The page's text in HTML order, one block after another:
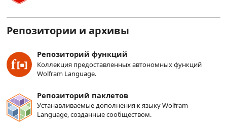
Репозитории и архивы
Репозиторий функций
Коллекция предоставленных автономных функций
Wolfram Language.
Репозиторий паклетов
Устанавливаемые дополнения к языку Wolfram
Language, созданные сообществом.